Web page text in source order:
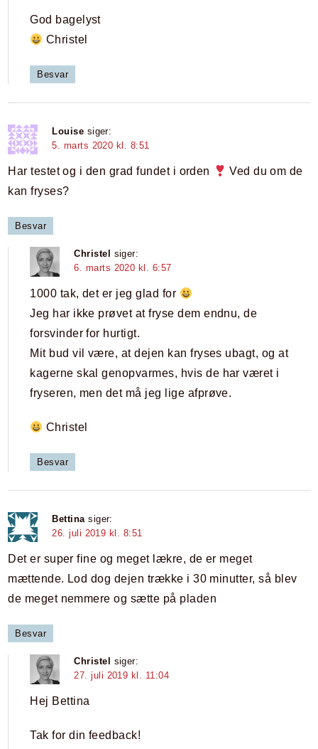
God bagelyst
Christel
Besvar
Louise siger:
5. marts 2020 kl. 8:51
Har testet og i den grad fundet i orden
Ved du om de
kan fryses?
Besvar
Christel
siger:
6. marts 2020 kl. 6:57
1000 tak, det er jeg glad for
Jeg har ikke prøvet at fryse dem endnu, de
forsvinder for hurtigt.
Mit bud vil være, at dejen kan fryses ubagt, og at
kagerne skal genopvarmes, hvis de har været i
fryseren, men det må jeg lige afprøve.
Christel
Besvar
Bettina siger:
26. juli 2019 kl. 8:51
Det er super fine og meget lækre, de er meget
mættende. Lod dog dejen trække i 30 minutter, så blev
de meget nemmere og sætte på pladen
Besvar
Christel
siger:
27. juli 2019 kl. 11:04
Hej Bettina
Tak for din feedback!